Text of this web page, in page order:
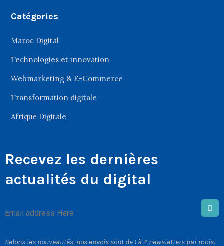
Catégories
Maroc Digital
Technologies et innovation
Webmarketing & E-Commerce
Transformation digitale
Afrique Digitale
Recevez les dernières
actualités du digital
Selons les nouveautés, nos envois sont de 1 à 4 newsletters par mois.